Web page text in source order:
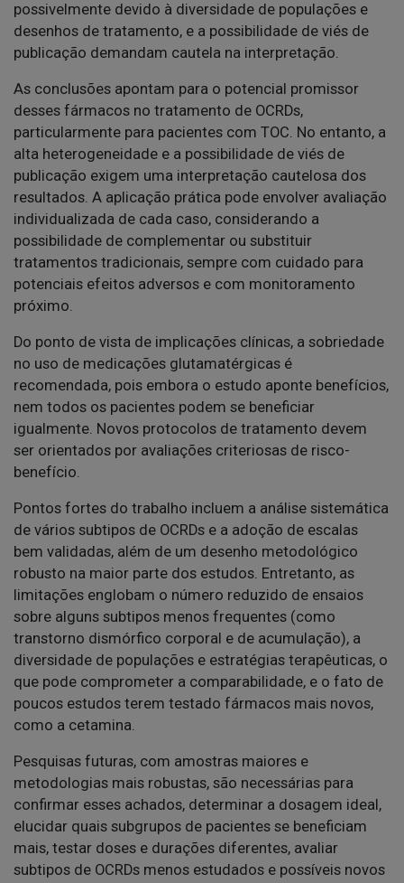
possivelmente devido à diversidade de populações e
desenhos de tratamento, e a possibilidade de viés de
publicação demandam cautela na interpretação.
As conclusões apontam para o potencial promissor
desses fármacos no tratamento de OCRDs,
particularmente para pacientes com TOC. No entanto, a
alta heterogeneidade e a possibilidade de viés de
publicação exigem uma interpretação cautelosa dos
resultados. A aplicação prática pode envolver avaliação
individualizada de cada caso, considerando a
possibilidade de complementar ou substituir
tratamentos tradicionais, sempre com cuidado para
potenciais efeitos adversos e com monitoramento
próximo.
Do ponto de vista de implicações clínicas, a sobriedade
no uso de medicações glutamatérgicas é
recomendada, pois embora o estudo aponte benefícios,
nem todos os pacientes podem se beneficiar
igualmente. Novos protocolos de tratamento devem
ser orientados por avaliações criteriosas de risco-
benefício.
Pontos fortes do trabalho incluem a análise sistemática
de vários subtipos de OCRDs e a adoção de escalas
bem validadas, além de um desenho metodológico
robusto na maior parte dos estudos. Entretanto, as
limitações englobam o número reduzido de ensaios
sobre alguns subtipos menos frequentes (como
transtorno dismórfico corporal e de acumulação), a
diversidade de populações e estratégias terapêuticas, o
que pode comprometer a comparabilidade, e o fato de
poucos estudos terem testado fármacos mais novos,
como a cetamina.
Pesquisas futuras, com amostras maiores e
metodologias mais robustas, são necessárias para
confirmar esses achados, determinar a dosagem ideal,
elucidar quais subgrupos de pacientes se beneficiam
mais, testar doses e durações diferentes, avaliar
subtipos de OCRDs menos estudados e possíveis novos